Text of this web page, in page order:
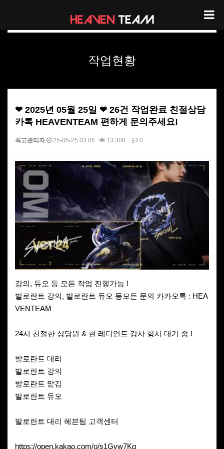
헤븐팀 작업현황
작업현황
❤ 2025년 05월 25일 ❤ 26건 작업완료 친절상담
카톡 HEAVENTEAM 편하게 문의주세요!
최고관리자 25-05-25 03:05 13,308 0
본문
강의, 듀오 등 모든 작업 진행가능 !
발로란트 강의, 발로란트 듀오 등모든 문의 카카오톡 : HEA
VENTEAM
24시 친절한 상담원 & 현 레디언트 강사 항시 대기 중 !
발로란트 대리
발로란트 강의
발로란트 맡김
발로란트 듀오
발로란트 대리 헤븐팀 고객센터
https://open.kakao.com/o/s1Gyw7Kg